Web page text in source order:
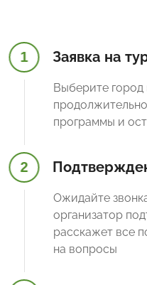
1 Заявка на
Выберите город
программы и
2
Ожидайте
организатор
расскажет все
на вопросы